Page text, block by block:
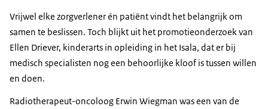
Vrijwel elke zorgverlener én patiënt vindt het belangrijk om
samen te beslissen. Toch blijkt uit het promotieonderzoek van
Ellen Driever, kinderarts in opleiding in het Isala, dat er bij
medisch specialisten nog een behoorlijke kloof is tussen willen
en doen.
Radiotherapeut-oncoloog Erwin Wiegman was een van de